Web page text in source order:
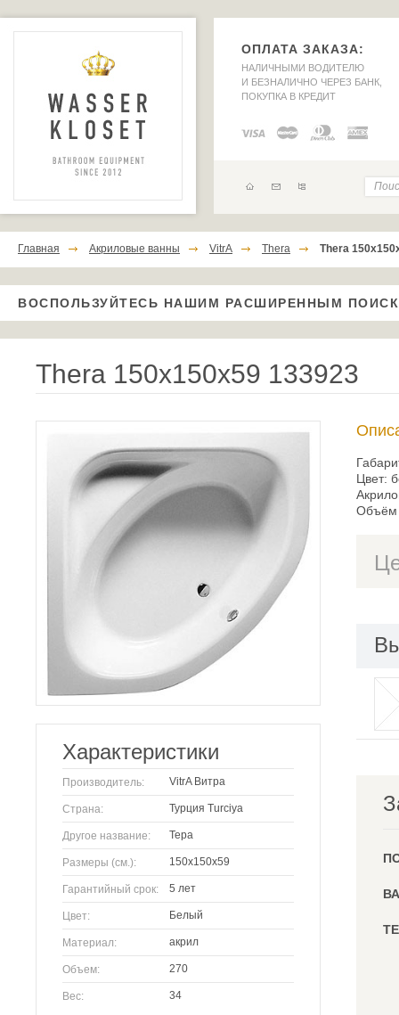
ОПЛАТА ЗАКАЗА:
НАЛИЧНЫМИ ВОДИТЕЛЮ
И БЕЗНАЛИЧНО ЧЕРЕЗ БАНК,
ПОКУПКА В КРЕДИТ
Главная Акриловые ванны VitrA Thera Thera
ВОСПОЛЬЗУЙТЕСЬ НАШИМ РАСШИРЕННЫМ
Thera 150x150x59 133923
Характеристики
Производитель: VitrA Витра
Страна: Турция Turciya
Другое название: Тера
Размеры (см.): 150x150x59
Гарантийный срок: 5 лет
Цвет: Белый
Материал: акрил
Объем: 270
Вес: 34
Цвет:
Объём